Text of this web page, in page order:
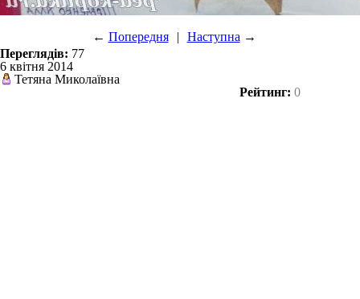
← Попередня | Наступна →
Переглядів: 77
6 квітня 2014
Тетяна Миколаївна
Рейтинг: 0